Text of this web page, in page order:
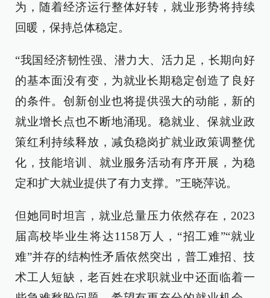
为，随着经济运行整体好转，就业形势将持续
回暖，保持总体稳定。
“我国经济韧性强、潜力大、活力足，长期向好
的基本面没有变，为就业长期稳定创造了良好
的条件。创新创业也将提供强大的动能，新的
就业增长点也不断地涌现。稳就业、保就业政
策红利持续释放，减负稳岗扩就业政策调整优
化，技能培训、就业服务活动有序开展，为稳
定和扩大就业提供了有力支撑。”王晓萍说。
但她同时坦言，就业总量压力依然存在，2023
届高校毕业生将达1158万人，“招工难”“就业
难”并存的结构性矛盾依然突出，普工难招、技
术工人短缺，老百姓在求职就业中还面临着一